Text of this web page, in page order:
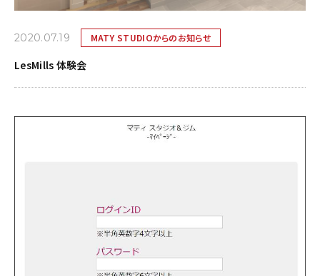
2020.07.19 MATY STUDIOからのお知らせ
LesMills 体験会